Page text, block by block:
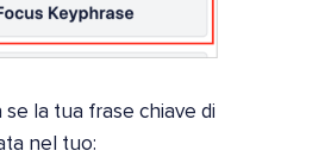
la tua frase chiave di
nel tuo: